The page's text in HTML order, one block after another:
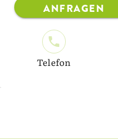
ANFRAGEN
Telefon